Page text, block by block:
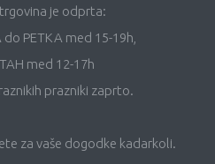
je odprta:
do PETKA med 15-19h,
med 12-17h
prazniki zaprto.
za vaše dogodke kadarkoli.